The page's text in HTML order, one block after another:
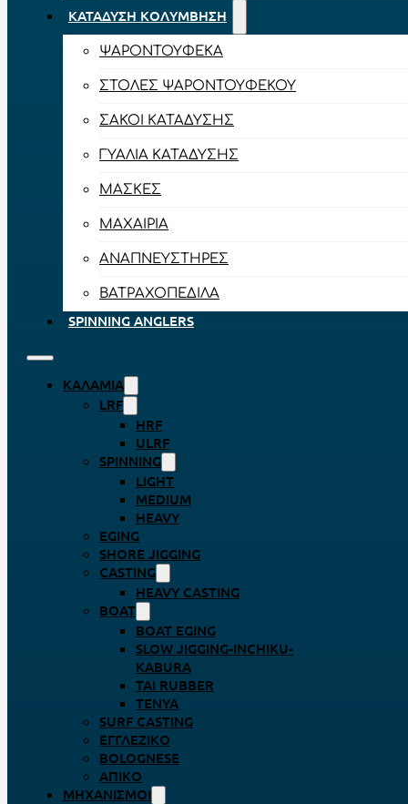
ΚΑΤΆΔΥΣΗ ΚΟΛΎΜΒΗΣΗ
ΨΑΡΟΝΤΟΎΦΕΚΑ
ΣΤΟΛΈΣ ΨΑΡΟΝΤΟΎΦΕΚΟΥ
ΣΆΚΟΙ ΚΑΤΆΔΥΣΗΣ
ΓΥΑΛΙΆ ΚΑΤΆΔΥΣΗΣ
ΜΆΣΚΕΣ
ΜΑΧΑΊΡΙΑ
ΑΝΑΠΝΕΥΣΤΉΡΕΣ
ΒΑΤΡΑΧΟΠΈΔΙΛΑ
SPINNING ANGLERS
ΚΑΛΆΜΙΑ
LRF
HRF
ULRF
SPINNING
LIGHT
MEDIUM
HEAVY
EGING
SHORE JIGGING
CASTING
HEAVY CASTING
BOAT
BOAT EGING
SLOW JIGGING-INCHIKU-
KABURA
TAI RUBBER
TENYA
SURF CASTING
ΕΓΓΛΈΖΙΚΟ
BOLOGNESE
ΑΠΊΚΟ
ΜΗΧΑΝΙΣΜΟΊ